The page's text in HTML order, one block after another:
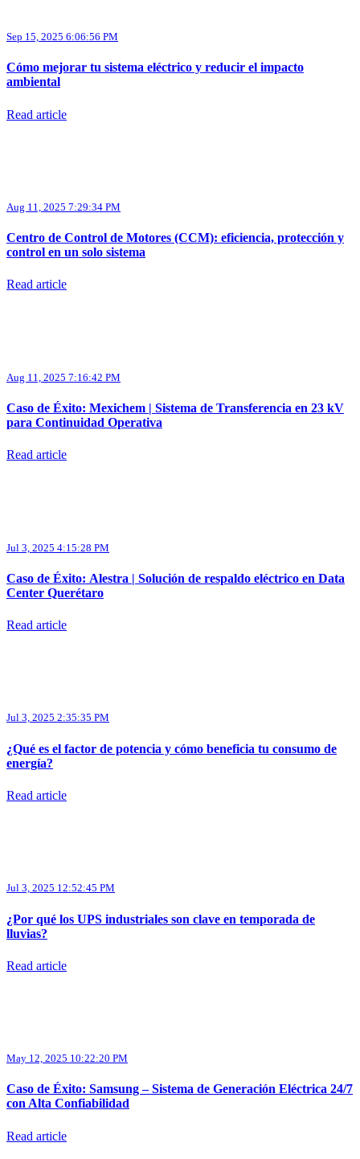
Sep 15, 2025 6:06:56 PM
Cómo mejorar tu sistema eléctrico y reducir el impacto
ambiental
Read article
Aug 11, 2025 7:29:34 PM
Centro de Control de Motores (CCM): eficiencia, protección y
control en un solo sistema
Read article
Aug 11, 2025 7:16:42 PM
Caso de Éxito: Mexichem | Sistema de Transferencia en 23 kV
para Continuidad Operativa
Read article
Jul 3, 2025 4:15:28 PM
Caso de Éxito: Alestra | Solución de respaldo eléctrico en Data
Center Querétaro
Read article
Jul 3, 2025 2:35:35 PM
¿Qué es el factor de potencia y cómo beneficia tu consumo de
energía?
Read article
Jul 3, 2025 12:52:45 PM
¿Por qué los UPS industriales son clave en temporada de
lluvias?
Read article
May 12, 2025 10:22:20 PM
Caso de Éxito: Samsung – Sistema de Generación Eléctrica 24/7
con Alta Confiabilidad
Read article